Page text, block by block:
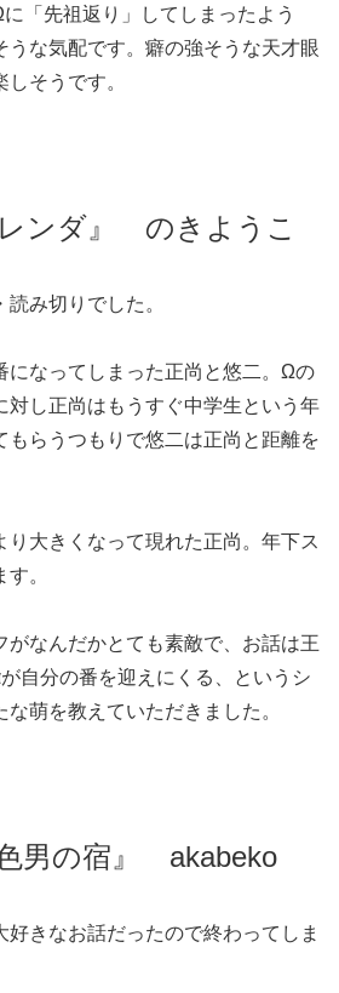
「先祖返り」してしまったよう
うな気配です。癖の強そうな天才眼
そうです。
レンダ』 のきようこ
み切りでした。
なってしまった正尚と悠二。Ωの
対し正尚はもうすぐ中学生という年
もらうつもりで悠二は正尚と距離を
大きくなって現れた正尚。年下ス
。
なんだかとても素敵で、お話は王
自分の番を迎えにくる、というシ
萌を教えていただきました。
男の宿』 akabeko
きなお話だったので終わってしま